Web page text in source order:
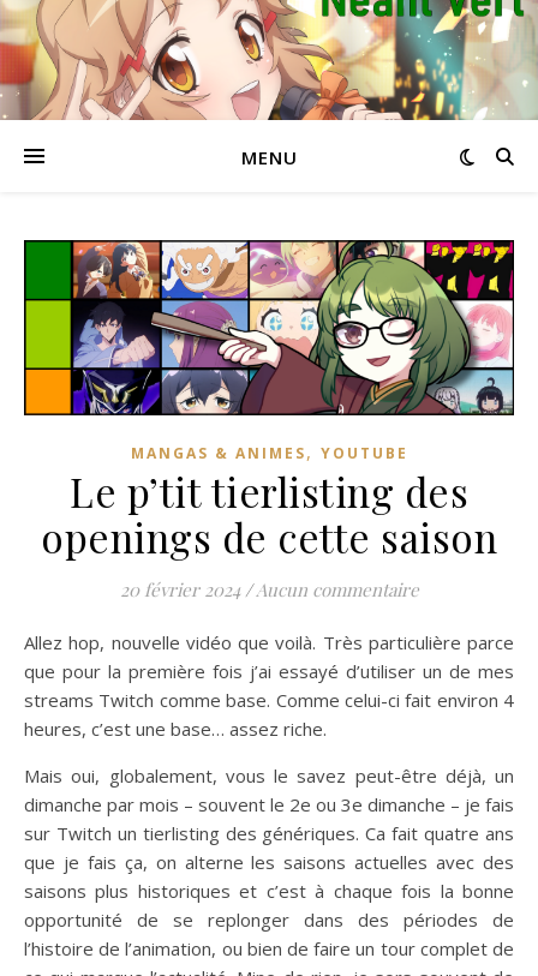
MENU
MANGAS & ANIMES, YOUTUBE
Le p’tit tierlisting des
openings de cette saison
20 février 2024 /Aucun commentaire
Allez hop, nouvelle vidéo que voilà. Très particulière parce
que pour la première fois j’ai essayé d’utiliser un de mes
streams Twitch comme base. Comme celui-ci fait environ 4
heures, c’est une base… assez riche.
Mais oui, globalement, vous le savez peut-être déjà, un
dimanche par mois – souvent le 2e ou 3e dimanche – je fais
sur Twitch un tierlisting des génériques. Ca fait quatre ans
que je fais ça, on alterne les saisons actuelles avec des
saisons plus historiques et c’est à chaque fois la bonne
opportunité de se replonger dans des périodes de
l’histoire de l’animation, ou bien de faire un tour complet de